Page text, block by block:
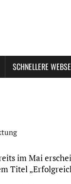
SCHNELLERE
im Mai
Titel